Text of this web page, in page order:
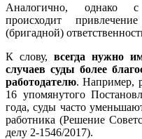
Аналогично, однако с
происходит
(бригадной)
К слову, всегда нужно
случаев суды более
работодателю. Например,
16 упомянутого
года, суды часто
работника (Решение
делу 2-1546/2017).